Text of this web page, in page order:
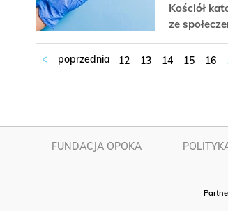
Kościół
ze
12 13 14 15 16
FUNDACJA OPOKA